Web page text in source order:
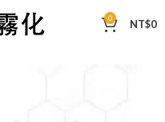
0 NT$0